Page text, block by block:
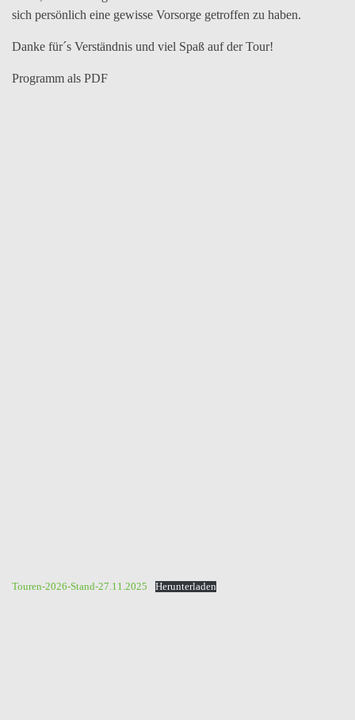
sich persönlich eine gewisse Vorsorge getroffen zu haben.
Danke für´s Verständnis und viel Spaß auf der Tour!
Programm als PDF
Touren-2026-Stand-27.11.2025 Herunterladen